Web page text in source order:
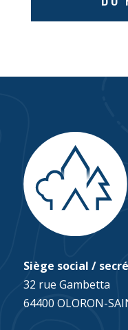
Siège social /
32 rue Gambetta
64400 OLORON-